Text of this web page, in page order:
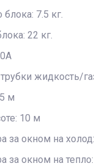
блока: 7.5 кг.
22 кг.
жидкость/
м
10 м
за окном на
за окном на